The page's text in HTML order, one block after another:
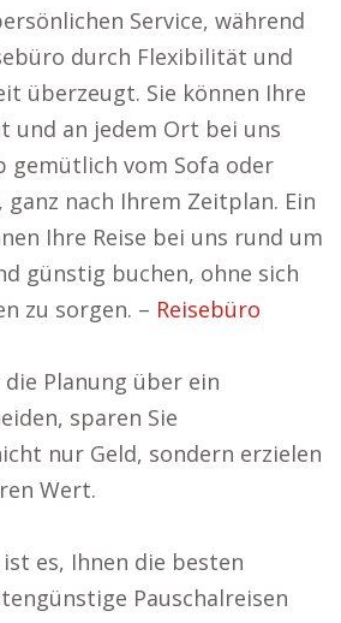
Service, während
durch Flexibilität und
überzeugt. Sie können Ihre
und an jedem Ort bei uns
gemütlich vom Sofa oder
nach Ihrem Zeitplan. Ein
Ihre Reise bei uns rund um
günstig buchen, ohne sich
zu sorgen. – Reisebüro
Planung über ein
sparen Sie
nur Geld, sondern erzielen
Wert.
es, Ihnen die besten
Pauschalreisen